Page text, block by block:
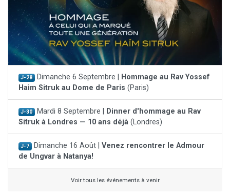
J-28 Dimanche 6 Septembre |
Hommage au Rav Yossef
Haim Sitruk au Dome de Paris (Paris)
J-30 Mardi 8 Septembre |
Dinner d'hommage au Rav
Sitruk à Londres — 10 ans déjà (Londres)
J-7 Dimanche 16 Août | Venez rencontrer le Admour
de Ungvar à Natanya!
Voir tous les événements à venir